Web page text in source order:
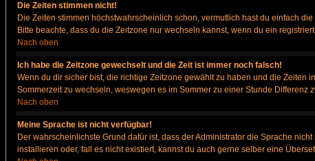
Die Zeiten stimmen nicht!
Die Zeiten stimmen höchstwahrscheinlich schon, vermutlich hast du einfach
Bitte beachte, dass du die Zeitzone nur wechseln kannst, wenn du ein
Nach oben
Ich habe die Zeitzone gewechselt und die Zeit ist immer noch falsch!
Wenn du dir sicher bist, die richtige Zeitzone gewählt zu haben und die Zeiten
Sommerzeit zu wechseln, weswegen es im Sommer zu einer Stunde
Nach oben
Meine Sprache ist nicht verfügbar!
Der wahrscheinlichste Grund dafür ist, dass der Administrator die Sprache
installieren oder, fall es nicht existiert, kannst du auch gerne selber eine